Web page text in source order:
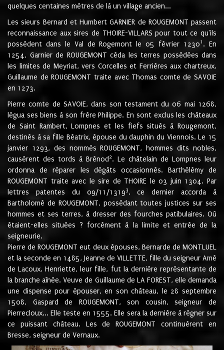
quelques centaines mètres de là un village ancien...
Les sieurs Bernard et Humbert GARNIER de ROUGEMONT passent
reconnaissance aux sires de THOIRE-VILLARS pour tout ce qu'ils
possèdent dans le Val de Rogemont le 05 février 12301 . En
1254, Garnier de ROUGEMONT céda les terres possédées dans
les limites de Meyriat, vers Corcelles et Ferrières aux chartreux.
Guillaume de ROUGEMONT traite avec Thomas comte de SAVOIE
en 1273.
Pierre comte de SAVOIE, dans son testament du 06 mai 1268,
légua ses biens à son frère Philippe. En sont exclus les châteaux
de Saint Rambert, Lompnes et les fiefs situés à Rougemont,
destinés à sa fille Béatrix, épouse du dauphin du Viennois. Le 15
janvier 1293, des nommés ROUGEMONT, hommes dits nobles,
causèrent des tords à Brénod 2. Le châtelain de Lompnes leur
ordonna de réparer les dégâts occasionnés. Barthélémy de
ROUGEMONT traite avec le sire de THOIRE le 03 juin 1304. Par
lettres patentes du 09/11/13193, ce dernier accorda à
Bartholomé de ROUGEMONT, possédant toutes justices sur ses
hommes et ses terres, à dresser des fourches patibulaires. Où
étaient-elles situées ? forcément à la limite et entrée de la
seigneurie.
Pierre de ROUGEMONT eut deux épouses, Bernarde de MONTLUEL
et la seconde en 1485, Jeanne de VILLETTE, fille du seigneur Amé
de Lacoux. Henriette, leur fille, fut la dernière représentante de
la branche aînée. Veuve de Guillaume de LA FOREST, elle demanda
une dispense pour épouser, en son château, le 28 septembre
1508, Gaspard de ROUGEMONT, son cousin, seigneur de
Pierrecloux... Elle teste en 1555. Elle sera la dernière à régner sur
ce puissant château. Les de ROUGEMONT continuèrent en
Bresse, seigneur de Vernaux.